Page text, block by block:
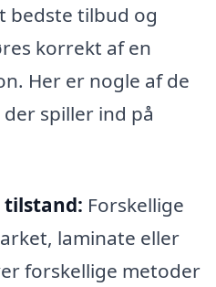
bedste tilbud og
korrekt af en
Her er nogle af de
spiller ind på
tilstand: Forskellige
laminate eller
forskellige metoder